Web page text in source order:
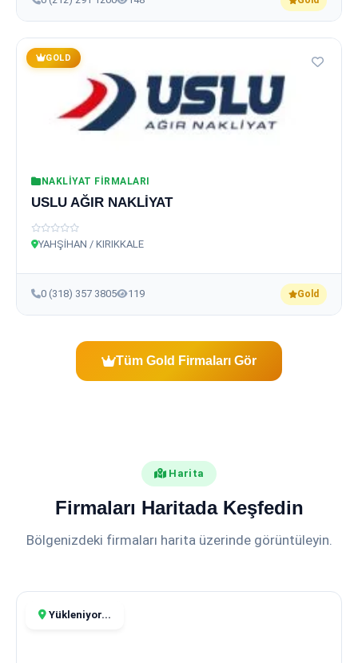
GOLD
NAKLIYAT FIRMALARI
USLU AĞIR NAKLİYAT
YAHŞİHAN / KIRIKKALE
0 (318) 357 3805 119 Gold
Tüm Gold Firmaları Gör
Harita
Firmaları Haritada Keşfedin
Bölgenizdeki firmaları harita üzerinde görüntüleyin.
Yükleniyor...